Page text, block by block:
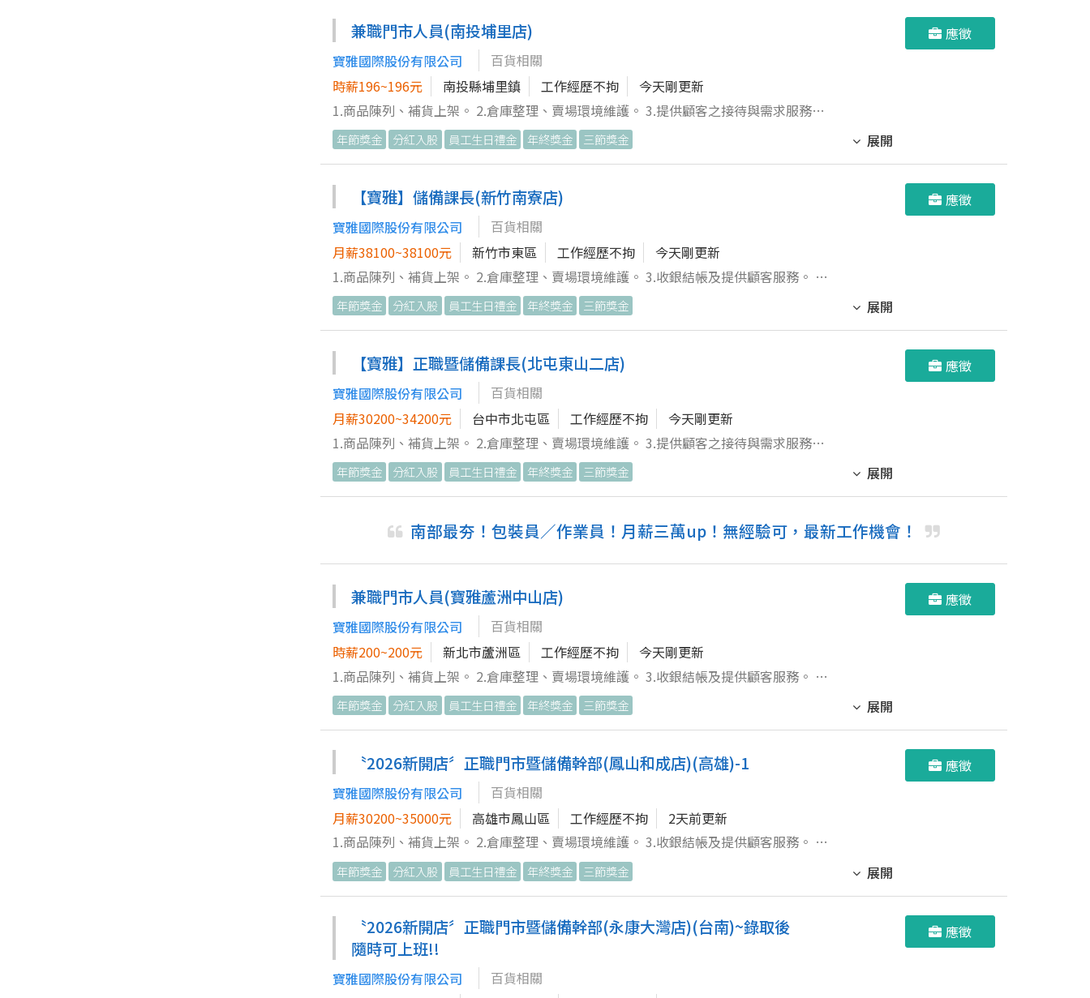
兼職門市人員(南投埔里店)
寶雅國際股份有限公司
百貨相關
時薪196~196元
南投縣埔里鎮 工作經歷不拘
今天剛更新
1.商品陳列、補貨上架。 2.倉庫整理、賣場環境維護。 3.提供顧客之接待與需求服務。
4.POS系統操作，顧客收銀結帳。 5.服務台辦卡/寄物/退換貨。 6.協助同事工作，完成
主管交辦事項。 限長期工讀，短期半年內勿試，謝謝!
展開
年節獎金 分紅入股 員工生日禮金 年終獎金 三節獎金
應徵
【寶雅】儲備課長(新竹南寮店)
寶雅國際股份有限公司
百貨相關
月薪38100~38100元
新竹市東區 工作經歷不拘
今天剛更新
1.商品陳列、補貨上架。 2.倉庫整理、賣場環境維護。 3.收銀結帳及提供顧客服務。 4.
協助同事工作，完成主管交辦事項。 特別說明：此為新設立分店，錄取者先安排至鄰近
分店受訓，待開幕前再進駐新開店。
展開
年節獎金 分紅入股 員工生日禮金 年終獎金 三節獎金
應徵
【寶雅】正職暨儲備課長(北屯東山二店)
寶雅國際股份有限公司
百貨相關
月薪30200~34200元
台中市北屯區 工作經歷不拘
今天剛更新
1.商品陳列、補貨上架。 2.倉庫整理、賣場環境維護。 3.提供顧客之接待與需求服務。
4.POS系統操作，顧客收銀結帳。 5.協助同事工作，完成主管交辦事項。
展開
年節獎金 分紅入股 員工生日禮金 年終獎金 三節獎金
應徵
南部最夯！包裝員／作業員！月薪三萬up！無經驗可，最新工作機會！
兼職門市人員(寶雅蘆洲中山店)
寶雅國際股份有限公司
百貨相關
時薪200~200元
新北市蘆洲區 工作經歷不拘
今天剛更新
1.商品陳列、補貨上架。 2.倉庫整理、賣場環境維護。 3.收銀結帳及提供顧客服務。 4.
協助同事工作，完成主管交辦事項。
展開
年節獎金 分紅入股 員工生日禮金 年終獎金 三節獎金
應徵
〝2026新開店〞正職門市暨儲備幹部(鳳山和成店)(高雄)-1
寶雅國際股份有限公司
百貨相關
月薪30200~35000元
高雄市鳳山區 工作經歷不拘
2天前更新
1.商品陳列、補貨上架。 2.倉庫整理、賣場環境維護。 3.收銀結帳及提供顧客服務。 4.
協助同事工作，完成主管交辦事項。 特別說明：此為新設立分店，錄取者先安排至鄰近
分店受訓，待開幕前再進駐新開店。
展開
年節獎金 分紅入股 員工生日禮金 年終獎金 三節獎金
應徵
〝2026新開店〞正職門市暨儲備幹部(永康大灣店)(台南)~錄取後
隨時可上班!!
寶雅國際股份有限公司
百貨相關
應徵